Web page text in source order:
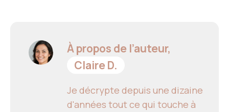
À propos de l’auteur,
Claire D.
Je décrypte depuis une dizaine
d'années tout ce qui touche à